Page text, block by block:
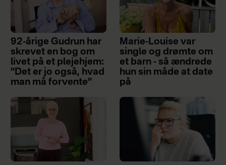
Skriv dagbog. Mange kvinder oplever
det som nærmest terapeutisk at få
tankerne ned på papir.
92-årige Gudrun har
skrevet en bog om
livet på et plejehjem:
”Det er jo også, hvad
man må forvente”
Marie-Louise var
single og drømte om
et barn - så ændrede
hun sin måde at date
på